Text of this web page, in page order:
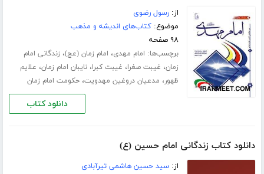
از:رسول رضوی
موضوع:کتاب‌های اندیشه و مذهب
۹۸ صفحه
برچسب‌ها: امام مهدی، امام زمان (عج)، زندگانی امام
زمان، غیبت صغرا، غیبت کبرا،نایبان امام زمان، علایم
ظهور، مدعیان دروغین مهدویت،حکومت امام زمان
دانلود کتاب
دانلود کتاب زندگانی امام حسین (ع)
از:سید حسین هاشمی تیرآبادی